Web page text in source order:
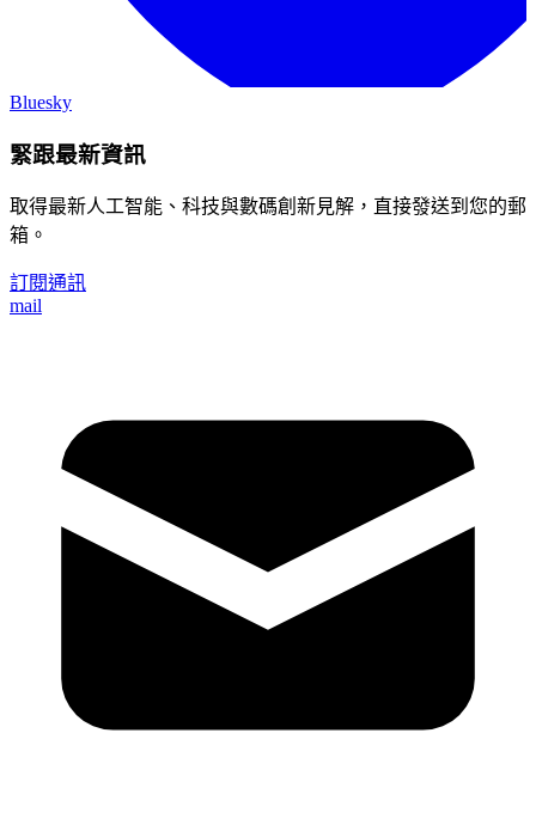
Bluesky
緊跟最新資訊
取得最新人工智能、科技與數碼創新見解，直接發送到您的郵
箱。
訂閱通訊
mail